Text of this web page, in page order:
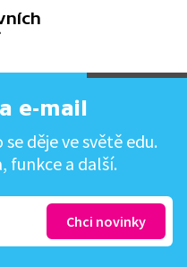
e-mail
děje ve světě edu.
funkce a další.